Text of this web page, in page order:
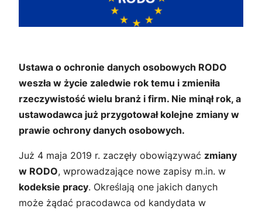
Ustawa o ochronie danych osobowych RODO
weszła w życie zaledwie rok temu i zmieniła
rzeczywistość wielu branż i firm. Nie minął rok, a
ustawodawca już przygotował kolejne zmiany w
prawie ochrony danych osobowych.
Już 4 maja 2019 r. zaczęły obowiązywać zmiany
w RODO, wprowadzające nowe zapisy m.in. w
kodeksie pracy. Określają one jakich danych
może żądać pracodawca od kandydata w